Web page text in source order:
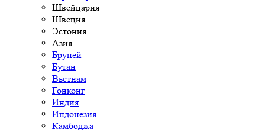
Швейцария
Швеция
Эстония
Азия
Бруней
Бутан
Вьетнам
Гонконг
Индия
Индонезия
Камбоджа